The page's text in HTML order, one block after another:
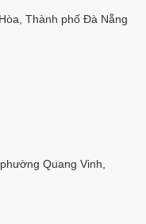
Thành phố Đà Nẵng
Quang Vinh,